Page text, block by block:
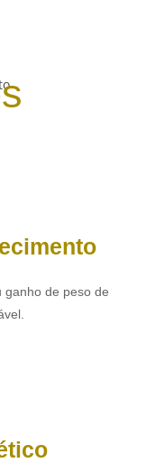
ganho de peso de